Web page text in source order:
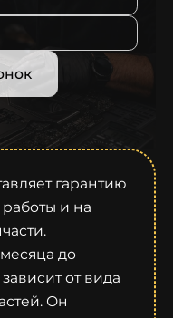
гарантию
и на
до
от вида
Он